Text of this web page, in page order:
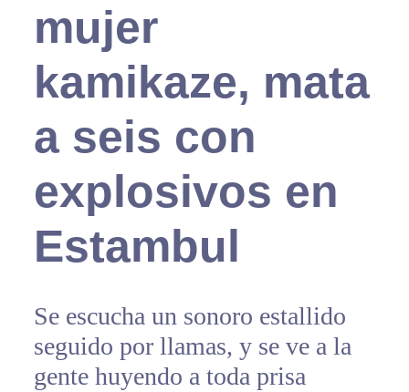
mujer
kamikaze, mata
a seis con
explosivos en
Estambul
Se escucha un sonoro estallido
seguido por llamas, y se ve a la
gente huyendo a toda prisa